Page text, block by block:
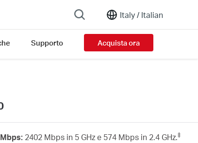
Italy / Italian
Supporto Acquista ora
2402 Mbps in 5 GHz e 574 Mbps in 2.4 GHz.‡